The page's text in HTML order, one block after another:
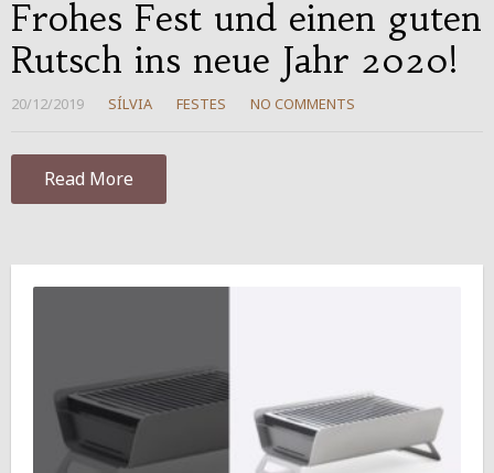
Frohes Fest und einen guten
Rutsch ins neue Jahr 2020!
20/12/2019 SÍLVIA FESTES NO COMMENTS
Read More